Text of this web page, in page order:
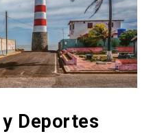
Deportes